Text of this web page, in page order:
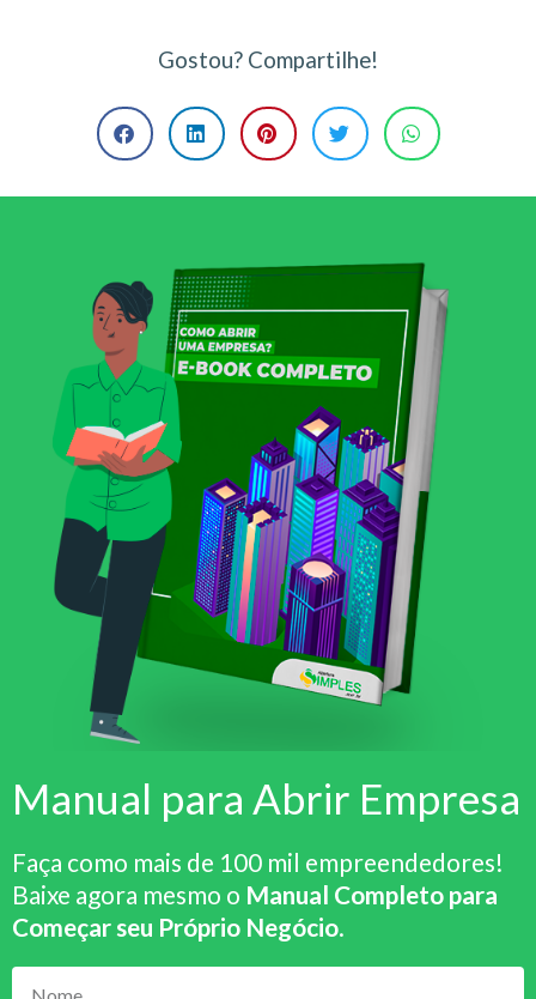
Gostou? Compartilhe!
Manual para Abrir Empresa
Faça como mais de 100 mil empreendedores!
Baixe agora mesmo o Manual Completo para
Começar seu Próprio Negócio.